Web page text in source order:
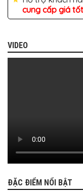
PHỤ
KIỆN
XE
ĐỒ
cung cấp giá
VIDEO
ĐẶC ĐIỂM NỔI BẬT